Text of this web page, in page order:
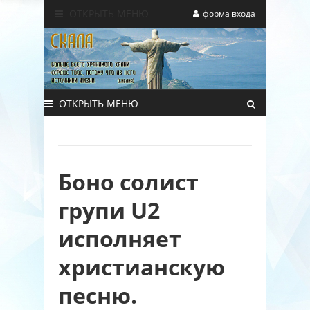
форма входа
ОТКРЫТЬ МЕНЮ
Боно солист
групи U2
исполняет
христианскую
песню.